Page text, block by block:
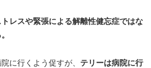
レスや緊張による解離性健忘症ではな
に行くよう促すが、 テリーは病院に行